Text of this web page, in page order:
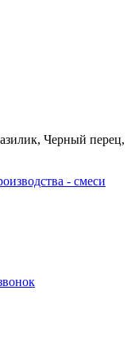
Черный перец,
- смеси